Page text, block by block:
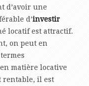
d’avoir une
d’investir
locatif est attractif.
on peut en
matière locative
rentable, il est